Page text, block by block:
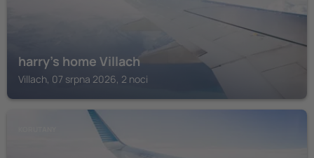
harry’s home Villach
Villach, 07 srpna 2026, 2 noci